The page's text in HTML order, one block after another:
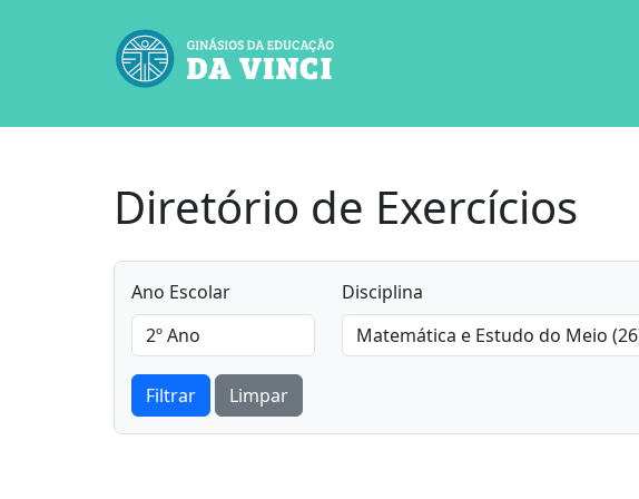
Diretório de Exercícios
Ano Escolar Disciplina
Filtrar Limpar